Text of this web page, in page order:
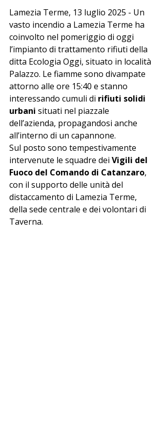
Lamezia Terme, 13 luglio 2025 - Un
vasto incendio a Lamezia Terme ha
coinvolto nel pomeriggio di oggi
l’impianto di trattamento rifiuti della
ditta Ecologia Oggi, situato in località
Palazzo. Le fiamme sono divampate
attorno alle ore 15:40 e stanno
interessando cumuli di rifiuti solidi
urbani situati nel piazzale
dell’azienda, propagandosi anche
all’interno di un capannone.
Sul posto sono tempestivamente
intervenute le squadre dei Vigili del
Fuoco del Comando di Catanzaro,
con il supporto delle unità del
distaccamento di Lamezia Terme,
della sede centrale e dei volontari di
Taverna.